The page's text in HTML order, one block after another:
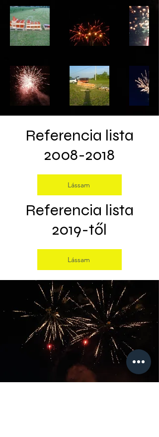
Referencia lista
2008-2018
Lássam
Referencia lista
2019-től
Lássam